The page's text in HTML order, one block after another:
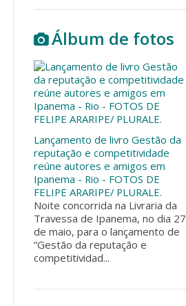
Álbum de fotos
Lançamento de livro Gestão da
reputação e competitividade
reúne autores e amigos em
Ipanema - Rio - FOTOS DE
FELIPE ARARIPE/ PLURALE.
Noite concorrida na Livraria da
Travessa de Ipanema, no dia 27
de maio, para o lançamento de
“Gestão da reputação e
competitividad...